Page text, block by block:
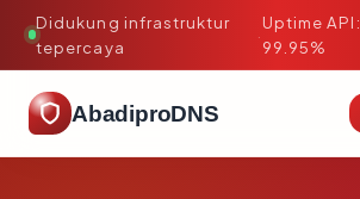
Didukung infrastruktur
tepercaya
·
Uptime API:
99.95%
AbadiproDNS